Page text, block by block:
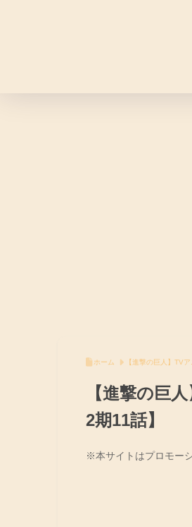
ホーム 【進撃の巨人】TV
【進撃の巨
2期11話】